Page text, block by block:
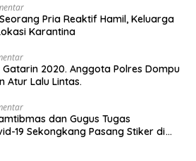
Pria Reaktif Hamil, Keluarga
Karantina
2020. Anggota Polres Dompu
Atur Lalu Lintas.
dan Gugus Tugas
19 Sekongkang Pasang Stiker di